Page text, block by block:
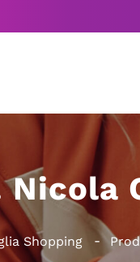
Nicola
Shopping